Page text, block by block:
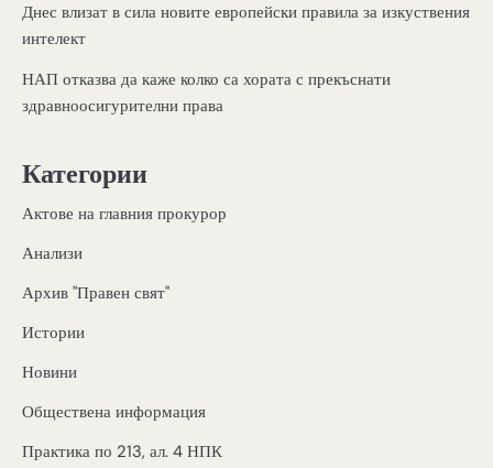
Днес влизат в сила новите европейски правила за изкуствения
интелект
НАП отказва да каже колко са хората с прекъснати
здравноосигурителни права
Категории
Актове на главния прокурор
Анализи
Архив "Правен свят"
Истории
Новини
Обществена информация
Практика по 213, ал. 4 НПК